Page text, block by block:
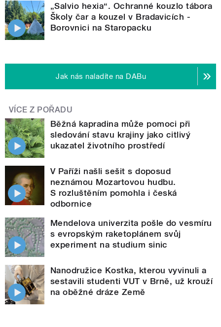
„Salvio hexia“. Ochranné kouzlo tábora
Školy čar a kouzel v Bradavicích -
Borovnici na Staropacku
Jak nás naladíte na DABu
VÍCE Z POŘADU
Běžná kapradina může pomoci při
sledování stavu krajiny jako citlivý
ukazatel životního prostředí
V Paříži našli sešit s doposud
neznámou Mozartovou hudbu.
S rozluštěním pomohla i česká
odbornice
Mendelova univerzita pošle do vesmíru
s evropským raketoplánem svůj
experiment na studium sinic
Nanodružice Kostka, kterou vyvinuli a
sestavili studenti VUT v Brně, už krouží
na oběžné dráze Země